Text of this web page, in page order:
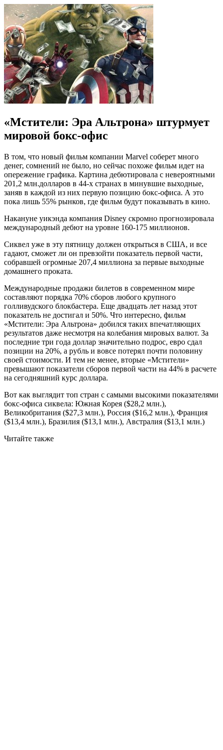
«Мстители: Эра Альтрона» штурмует
мировой бокс-офис
В том, что новый фильм компании Marvel соберет много
денег, сомнений не было, но сейчас похоже фильм идет на
опережение графика. Картина дебютировала с невероятными
201,2 млн.долларов в 44-х странах в минувшие выходные,
заняв в каждой из них первую позицию бокс-офиса. А это
пока лишь 55% рынков, где фильм будут показывать в кино.
Накануне уикэнда компания Disney скромно прогнозировала
международный дебют на уровне 160-175 миллионов.
Сиквел уже в эту пятницу должен открыться в США, и все
гадают, сможет ли он превзойти показатель первой части,
собравшей огромные 207,4 миллиона за первые выходные
домашнего проката.
Международные продажи билетов в современном мире
составляют порядка 70% сборов любого крупного
голливудского блокбастера. Еще двадцать лет назад этот
показатель не достигал и 50%. Что интересно, фильм
«Мстители: Эра Альтрона» добился таких впечатляющих
результатов даже несмотря на колебания мировых валют. За
последние три года доллар значительно подрос, евро сдал
позиции на 20%, а рубль и вовсе потерял почти половину
своей стоимости. И тем не менее, вторые «Мстители»
превышают показатели сборов первой части на 44% в расчете
на сегодняшний курс доллара.
Вот как выглядит топ стран с самыми высокими показателями
бокс-офиса сиквела: Южная Корея ($28,2 млн.),
Великобритания ($27,3 млн.), Россия ($16,2 млн.), Франция
($13,4 млн.), Бразилия ($13,1 млн.), Австралия ($13,1 млн.)
Читайте также